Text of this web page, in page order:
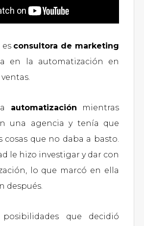
es consultora de marketing
en la automatización en
automatización mientras
una agencia y tenía que
cosas que no daba a basto.
le hizo investigar y dar con
lo que marcó en ella
después.
que decidió